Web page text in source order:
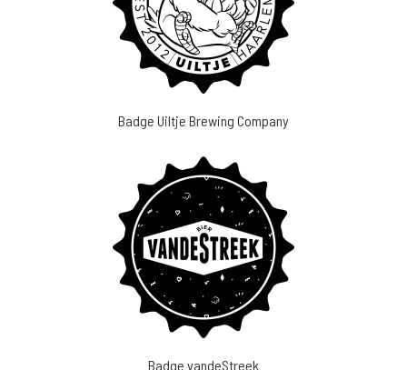
Badge Uiltje Brewing Company
Badge vandeStreek